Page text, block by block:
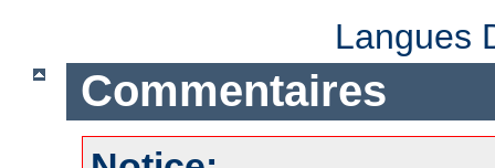
Langues
Commentaires